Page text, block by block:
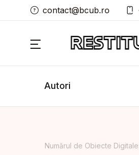
contact@bcub.ro
Autori
Numărul de Obiecte